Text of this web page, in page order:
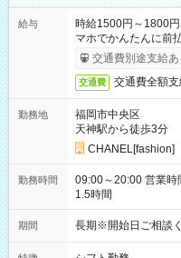
給与
時給1500円～1800
マホでかんたんに前
あり）交通費別途支給あ
交通費 交通費全額支
勤務地
福岡市中央区
天神駅から徒歩3分
CHANEL[fashion]
勤務時間
09:00～20:00 営業時間に合わせたシフト制 実働7.5時間 休憩
1.5時間
期間 長期※開始日ご相談